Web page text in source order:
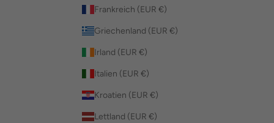
Frankreich (EUR €)
Griechenland (EUR €)
Irland (EUR €)
Italien (EUR €)
Kroatien (EUR €)
Lettland (EUR €)